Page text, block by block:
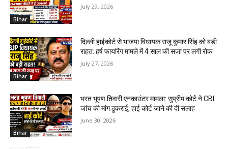
Bihar
July 29, 2026
Bihar
दिल्ली हाईकोर्ट से भाजपा विधायक राजू कुमार सिंह को बड़ी
राहत: हर्ष फायरिंग मामले में 4 साल की सजा पर लगी रोक
July 27, 2026
Bihar
भरत भूषण तिवारी एनकाउंटर मामला: सुप्रीम कोर्ट ने CBI
जांच की मांग ठुकराई, हाई कोर्ट जाने की दी सलाह
June 30, 2026